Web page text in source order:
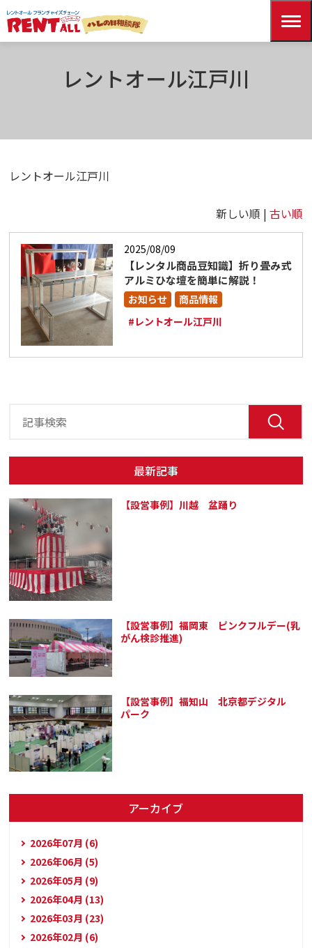
HOME 記事一覧 レントオール江戸川
レントオール江戸川
レントオール江戸川
新しい順 | 古い順
2025/08/09
【レンタル商品豆知識】折り畳み式
アルミひな壇を簡単に解説！
お知らせ
商品情報
#レントオール江戸川
最新記事
【設営事例】川越 盆踊り
【設営事例】福岡東 ピンクフルデー(乳
がん検診推進)
【設営事例】福知山 北京都デジタル
パーク
アーカイブ
2026年07月 (6)
2026年06月 (5)
2026年05月 (9)
2026年04月 (13)
2026年03月 (23)
2026年02月 (6)